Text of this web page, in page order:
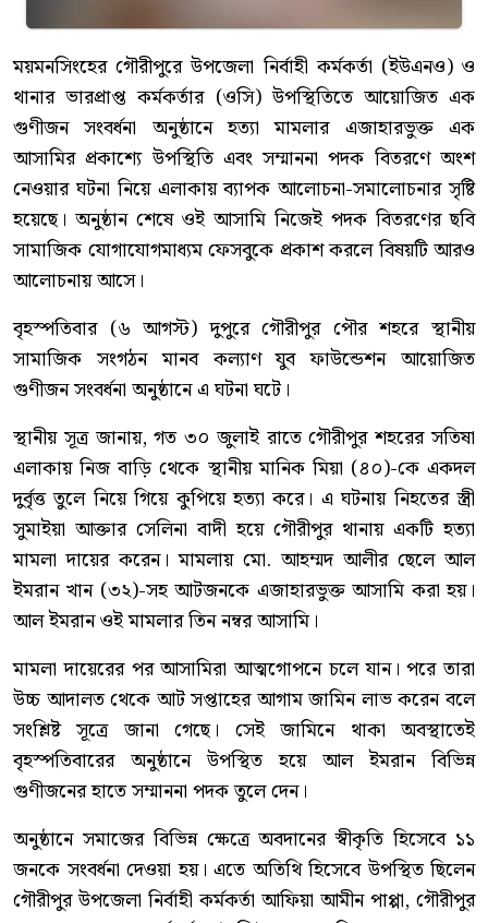
ময়মনসিংহের গৌরীপুরে উপজেলা নির্বাহী কর্মকর্তা (ইউএনও) ও
থানার ভারপ্রাপ্ত কর্মকর্তার (ওসি) উপস্থিতিতে আয়োজিত এক
গুণীজন সংবর্ধনা অনুষ্ঠানে হত্যা মামলার এজাহারভুক্ত এক
আসামির প্রকাশ্যে উপস্থিতি এবং সম্মাননা পদক বিতরণে অংশ
নেওয়ার ঘটনা নিয়ে এলাকায় ব্যাপক আলোচনা-সমালোচনার সৃষ্টি
হয়েছে। অনুষ্ঠান শেষে ওই আসামি নিজেই পদক বিতরণের ছবি
সামাজিক যোগাযোগমাধ্যম ফেসবুকে প্রকাশ করলে বিষয়টি আরও
আলোচনায় আসে।
বৃহস্পতিবার (৬ আগস্ট) দুপুরে গৌরীপুর পৌর শহরে স্থানীয়
সামাজিক সংগঠন মানব কল্যাণ যুব ফাউন্ডেশন আয়োজিত
গুণীজন সংবর্ধনা অনুষ্ঠানে এ ঘটনা ঘটে।
স্থানীয় সূত্র জানায়, গত ৩০ জুলাই রাতে গৌরীপুর শহরের সতিষা
এলাকায় নিজ বাড়ি থেকে স্থানীয় মানিক মিয়া (৪০)-কে একদল
দুর্বৃত্ত তুলে নিয়ে গিয়ে কুপিয়ে হত্যা করে। এ ঘটনায় নিহতের স্ত্রী
সুমাইয়া আক্তার সেলিনা বাদী হয়ে গৌরীপুর থানায় একটি হত্যা
মামলা দায়ের করেন। মামলায় মো. আহম্মদ আলীর ছেলে আল
ইমরান খান (৩২)-সহ আটজনকে এজাহারভুক্ত আসামি করা হয়।
আল ইমরান ওই মামলার তিন নম্বর আসামি।
মামলা দায়েরের পর আসামিরা আত্মগোপনে চলে যান। পরে তারা
উচ্চ আদালত থেকে আট সপ্তাহের আগাম জামিন লাভ করেন বলে
সংশ্লিষ্ট সূত্রে জানা গেছে। সেই জামিনে থাকা অবস্থাতেই
বৃহস্পতিবারের অনুষ্ঠানে উপস্থিত হয়ে আল ইমরান বিভিন্ন
গুণীজনের হাতে সম্মাননা পদক তুলে দেন।
অনুষ্ঠানে সমাজের বিভিন্ন ক্ষেত্রে অবদানের স্বীকৃতি হিসেবে ১১
জনকে সংবর্ধনা দেওয়া হয়। এতে অতিথি হিসেবে উপস্থিত ছিলেন
গৌরীপুর উপজেলা নির্বাহী কর্মকর্তা আফিয়া আমীন পাপ্পা, গৌরীপুর